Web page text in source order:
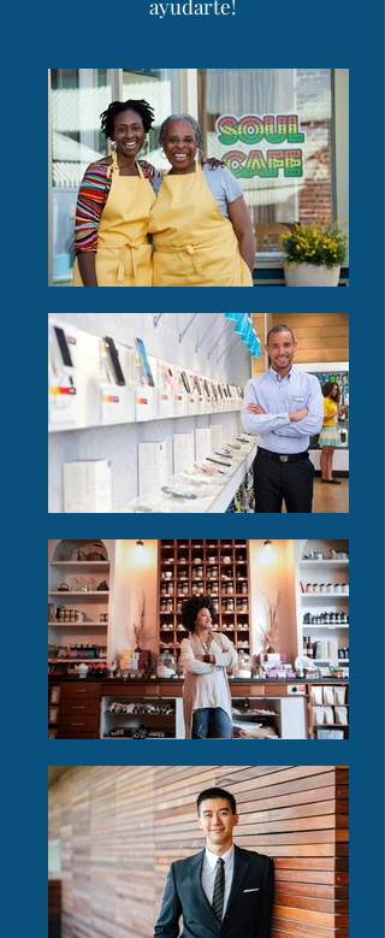
ayudarte!